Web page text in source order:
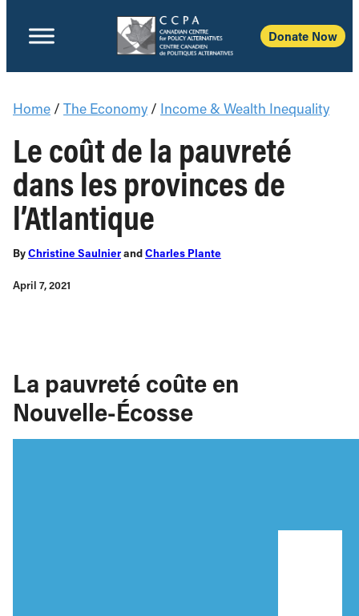
Donate Now
Home / The Economy / Income & Wealth Inequality
Le coût de la pauvreté
dans les provinces de
l’Atlantique
ByChristine SaulnierandCharles Plante
April 7, 2021
La pauvreté coûte en
Nouvelle-Écosse